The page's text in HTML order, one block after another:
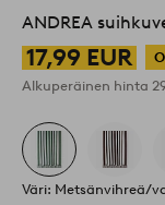
ANDREA
17,99 EUR
Alkuperäinen hinta
Väri: Metsänvihreä/